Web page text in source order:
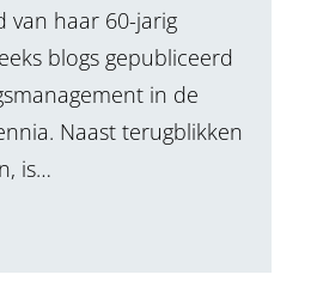
van haar 60-jarig
blogs gepubliceerd
in de
Naast terugblikken
is…